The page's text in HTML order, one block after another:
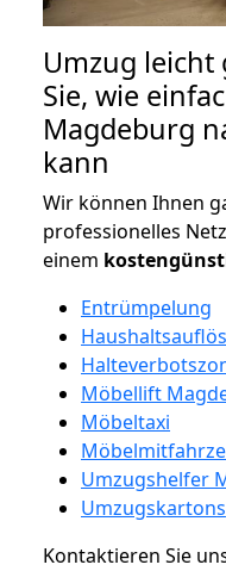
Umzug leicht
Sie, wie
Magdeburg
kann
Wir können Ihnen
professionelles
einem
Entrümpelung
Möbellift
Möbeltaxi
Umzugshelfer
Umzugskartons
Kontaktieren Sie